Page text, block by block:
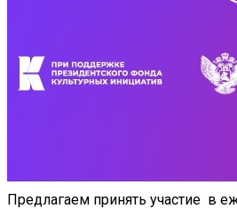
Предлагаем принять участие в